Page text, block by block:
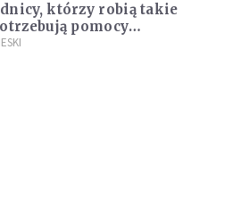
którzy robią takie
pomocy